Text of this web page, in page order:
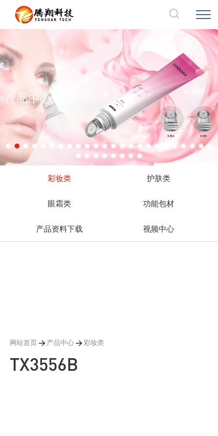
产品中心
彩妆类 护肤类
眼霜类 功能包材
产品资料下载 视频中心
网站首页> 产品中心> 彩妆类
TX3556B